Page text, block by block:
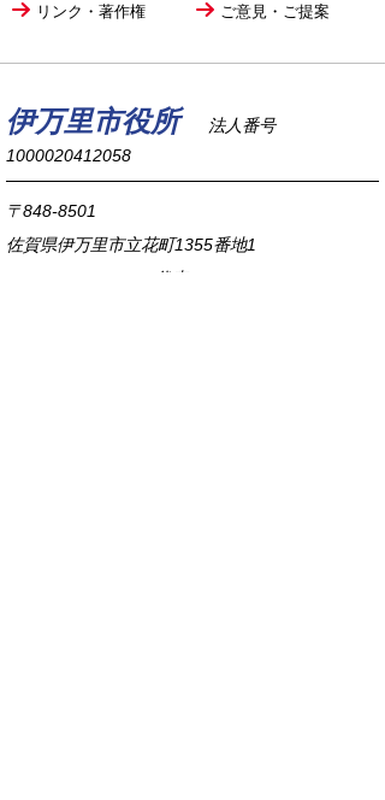
リンク・著作権 ご意見・ご提案
伊万里市役所
法人番号
1000020412058
〒848-8501
佐賀県伊万里市立花町1355番地1
(代表)